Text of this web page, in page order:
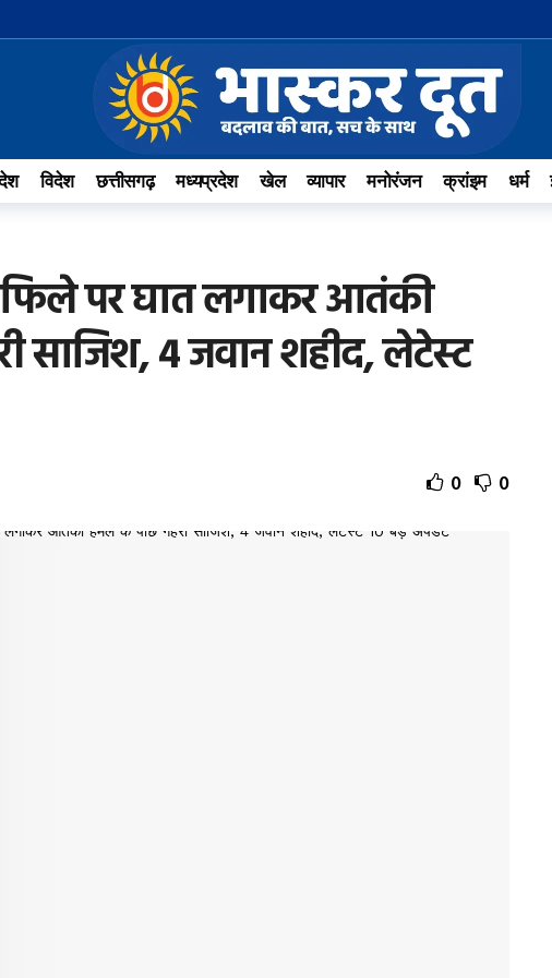
विदेश छत्तीसगढ़ मध्यप्रदेश खेल व्यापार मनोरंजन क्रांइम धर्म
पर घात लगाकर आतंकी
साजिश, 4 जवान शहीद, लेटेस्ट
0 0